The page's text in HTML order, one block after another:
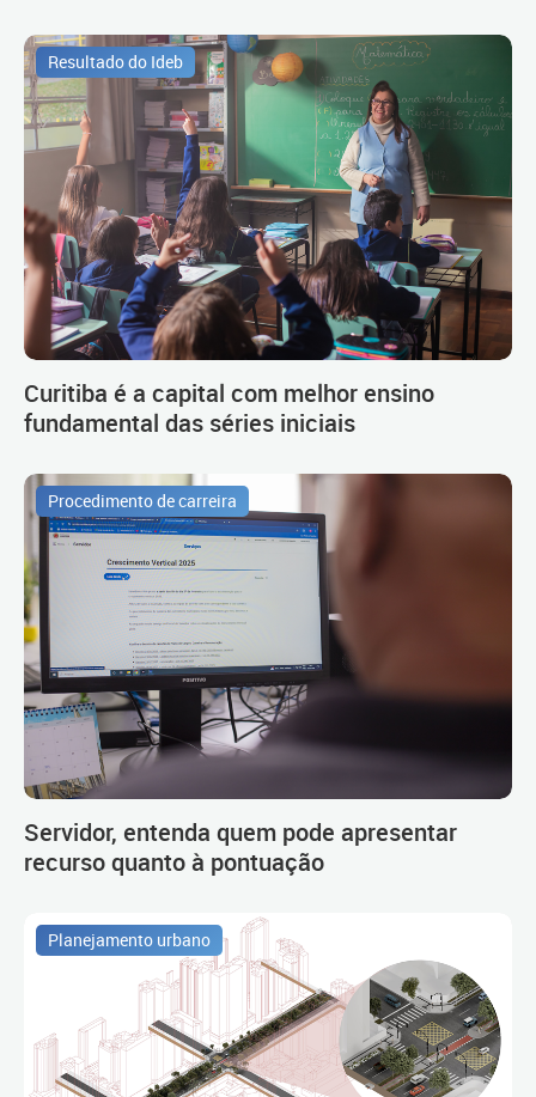
Resultado do Ideb
Curitiba é a capital com melhor ensino
fundamental das séries iniciais
Procedimento de carreira
Servidor, entenda quem pode apresentar
recurso quanto à pontuação
Planejamento urbano